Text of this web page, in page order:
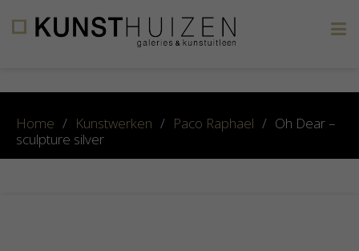
Home / Kunstwerken / Paco Raphael / Oh Dear –
sculpture silver